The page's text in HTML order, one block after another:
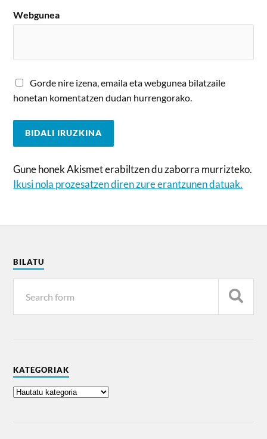
Webgunea
Gorde nire izena, emaila eta webgunea bilatzaile
honetan komentatzen dudan hurrengorako.
Gune honek Akismet erabiltzen du zaborra murrizteko.
Ikusi nola prozesatzen diren zure erantzunen datuak.
BILATU
KATEGORIAK